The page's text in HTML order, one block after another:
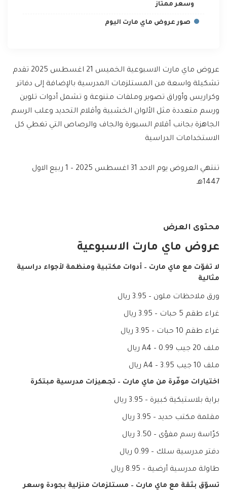
وسعر ممتاز
صور عروض ماي مارت اليوم
عروض ماي مارت الاسبوعية الخميس 21 اغسطس 2025 تقدم
تشكيلة واسعة من المستلزمات المدرسية بالإضافة إلى دفاتر
وكراريس وأوراق تصوير وملفات متنوعة و تشمل أدوات تلوين
ورسم متعددة مثل الألوان الخشبية وأقلام التحديد وعلب الرسم
الجاهزة بجانب أقلام السبورة والجاف والرصاص التي تغطي كل
الاستخدامات الدراسية
تنتهي العروض يوم الاحد 31 اغسطس 2025 – 1 ربيع الاول
1447هـ
محتوى العرض
عروض ماي مارت الاسبوعية
لا تفوّت مع ماي مارت – أدوات مكتبية ومنظمة لأجواء دراسية
مثالية
ورق ملاحظات ملون – 3.95 ريال
غراء طقم 5 حبات – 3.95 ريال
غراء طقم 10 حبات – 3.95 ريال
ملف 20 جيب A4 – 0.99 ريال
ملف 10 جيب A4 – 3.95 ريال
اختيارات موفّرة من ماي مارت – تجهيزات مدرسية مبتكرة
براية بلاستيكية كبيرة – 3.95 ريال
مقلمة مكتب حديد – 3.95 ريال
كرّاسة رسم مفوّى – 3.50 ريال
دفتر مدرسية سلك – 0.99 ريال
طاولة مدرسية أرضية – 8.95 ريال
تسوّق بثقة مع ماي مارت – مستلزمات منزلية بجودة وسعر